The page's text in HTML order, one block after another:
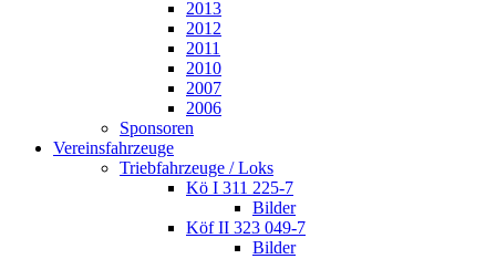
2013
2012
2011
2010
2007
2006
Sponsoren
Vereinsfahrzeuge
Triebfahrzeuge / Loks
Kö I 311 225-7
Bilder
Köf II 323 049-7
Bilder